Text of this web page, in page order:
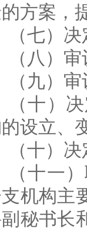
方案 ，
（七） 决
（ 八 ）
（ 九）
（十 ）
的设立、
（十）
（十一
机构主
秘书长